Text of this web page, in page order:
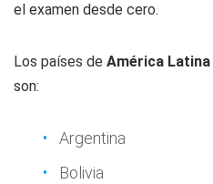
el examen desde cero.
Los países de América Latina
son:
Argentina
Bolivia